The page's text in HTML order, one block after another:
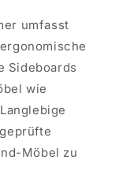
umfasst
Sideboards
wie
Möbel zu